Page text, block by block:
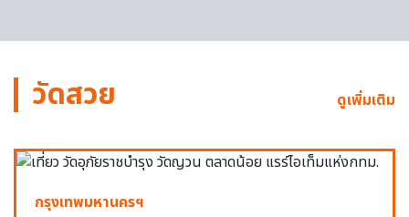
วัดสวย ดูเพิ่มเติม
กรุงเทพมหานครฯ